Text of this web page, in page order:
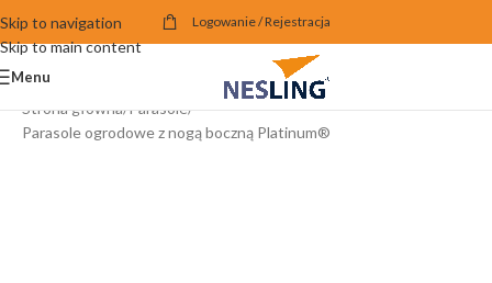
Skip to navigation
Skip to main content
Logowanie / Rejestracja
Menu
Strona główna/Parasole/
Parasole ogrodowe z nogą boczną Platinum®